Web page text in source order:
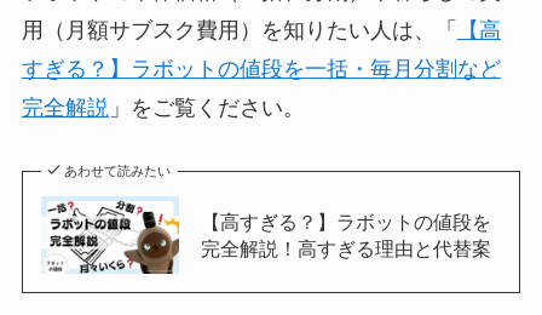
用（月額サブスク費用）を知りたい人は、「
【高
すぎる？】ラボットの値段を一括・毎月分割など
完全解説 」をご覧ください。
あわせて読みたい
【高すぎる？】ラボットの値段を
完全解説！高すぎる理由と代替案